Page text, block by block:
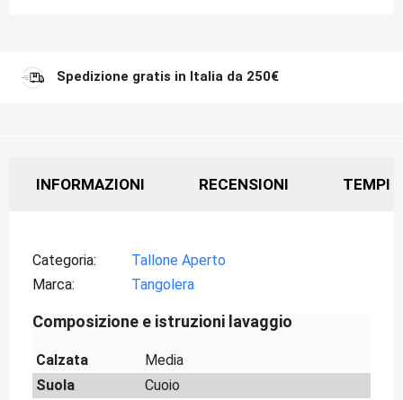
Spedizione gratis in Italia da 250€
INFORMAZIONI RECENSIONI TEMPI
Categoria
Tallone Aperto
Marca
Tangolera
Composizione e istruzioni lavaggio
Calzata
Media
Suola
Cuoio